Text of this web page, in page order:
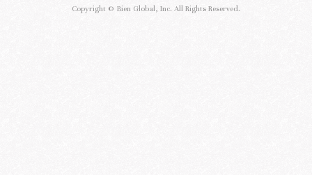
Copyright ©︎ Bien Global, Inc. All Rights Reserved.